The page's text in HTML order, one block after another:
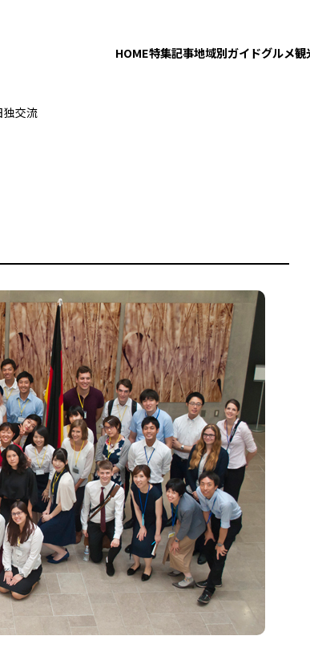
HOME特集記事地域別ガイドグルメ観
独交流